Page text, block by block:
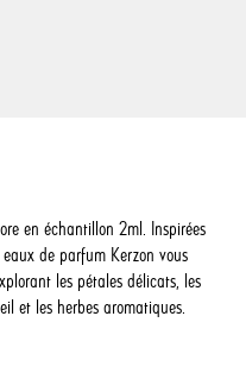
en échantillon 2ml. Inspirées
de parfum Kerzon vous
les pétales délicats, les
et les herbes aromatiques.